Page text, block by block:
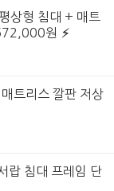
상형 침대 + 매트
원
트리스 깔판 저상
랍 침대 프레임 단